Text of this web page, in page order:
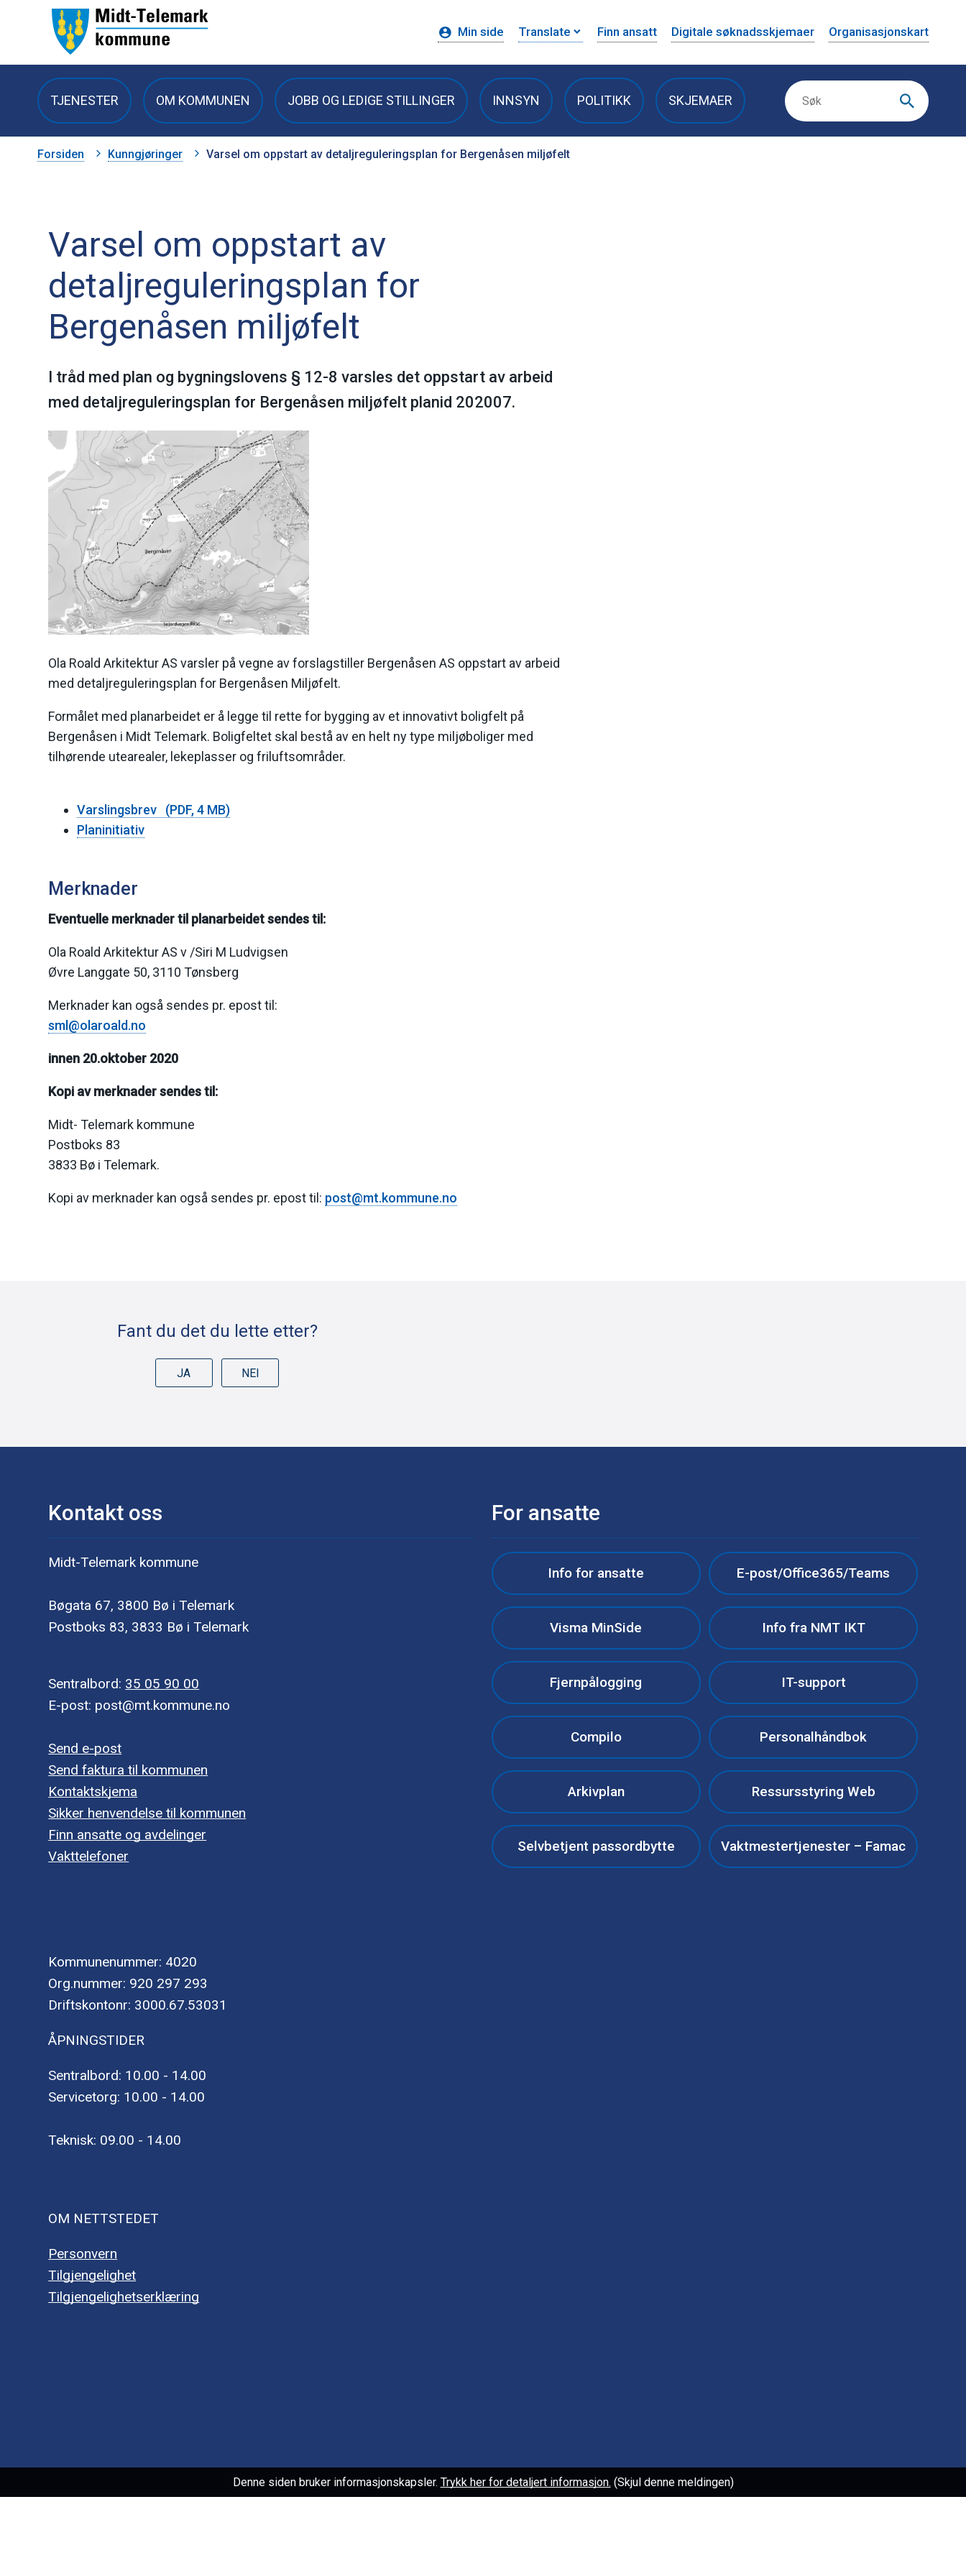
Midt-
Telemark
kommune
Min side Translate Finn ansatt Digitale søknadsskjemaer Organisasjonskart
TJENESTER OM KOMMUNEN JOBB OG LEDIGE STILLINGER INNSYN POLITIKK SKJEMAER
Du
Forsiden Kunngjøringer Varsel om oppstart av detaljreguleringsplan for Bergenåsen miljøfelt
Varsel om oppstart av
detaljreguleringsplan for
Bergenåsen miljøfelt
I tråd med plan og bygningslovens § 12-8 varsles det oppstart av arbeid
med detaljreguleringsplan for Bergenåsen miljøfelt planid 202007.
Ola Roald Arkitektur AS varsler på vegne av forslagstiller Bergenåsen AS oppstart av arbeid
med detaljreguleringsplan for Bergenåsen Miljøfelt.
Formålet med planarbeidet er å legge til rette for bygging av et innovativt boligfelt på
Bergenåsen i Midt Telemark. Boligfeltet skal bestå av en helt ny type miljøboliger med
tilhørende utearealer, lekeplasser og friluftsområder.
Varslingsbrev
(PDF, 4 MB)
Planinitiativ
Merknader
Eventuelle merknader til planarbeidet sendes til:
Ola Roald Arkitektur AS v /Siri M Ludvigsen
Øvre Langgate 50, 3110 Tønsberg
Merknader kan også sendes pr. epost til:
sml@olaroald.no
innen 20.oktober 2020
Kopi av merknader sendes til:
Midt- Telemark kommune
Postboks 83
3833 Bø i Telemark.
Kopi av merknader kan også sendes pr. epost til: post@mt.kommune.no
Fant du det du lette etter?
JA NEI
Kontakt oss
Midt-Telemark kommune
Bøgata 67, 3800 Bø i Telemark
Postboks 83, 3833 Bø i Telemark
Sentralbord: 35 05 90 00
E-post: post@mt.kommune.no
Send e-post
Send faktura til kommunen
Kontaktskjema
Sikker henvendelse til kommunen
Finn ansatte og avdelinger
Vakttelefoner
Kommunenummer: 4020
Org.nummer: 920 297 293
Driftskontonr: 3000.67.53031
ÅPNINGSTIDER
Sentralbord: 10.00 - 14.00
Servicetorg: 10.00 - 14.00
Teknisk: 09.00 - 14.00
OM NETTSTEDET
Personvern
Tilgjengelighet
Tilgjengelighetserklæring
For ansatte
Info for ansatte E-post/Office365/Teams
Visma MinSide Info fra NMT IKT
Fjernpålogging IT-support
Compilo Personalhåndbok
Arkivplan Ressursstyring Web
Selvbetjent passordbytte Vaktmestertjenester – Famac
Denne siden bruker informasjonskapsler. Trykk her for detaljert informasjon. (Skjul denne meldingen)